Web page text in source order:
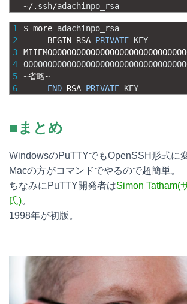
~/. ssh/adachinpo_rsa
1
2
3
4
5
6
$ more adachinpo_rsa
-- -- -BEGIN RSA PRIVATE KEY-- -- -
~省略~
-- -- -END RSA PRIVATE KEY-- -- -
■まとめ
WindowsのPuTTYでもOpenSSH形式に
Macの方がコマンドでやるので超簡単。
ちなみにPuTTY開発者はSimon Tatham(
氏)。
1998年が初版。